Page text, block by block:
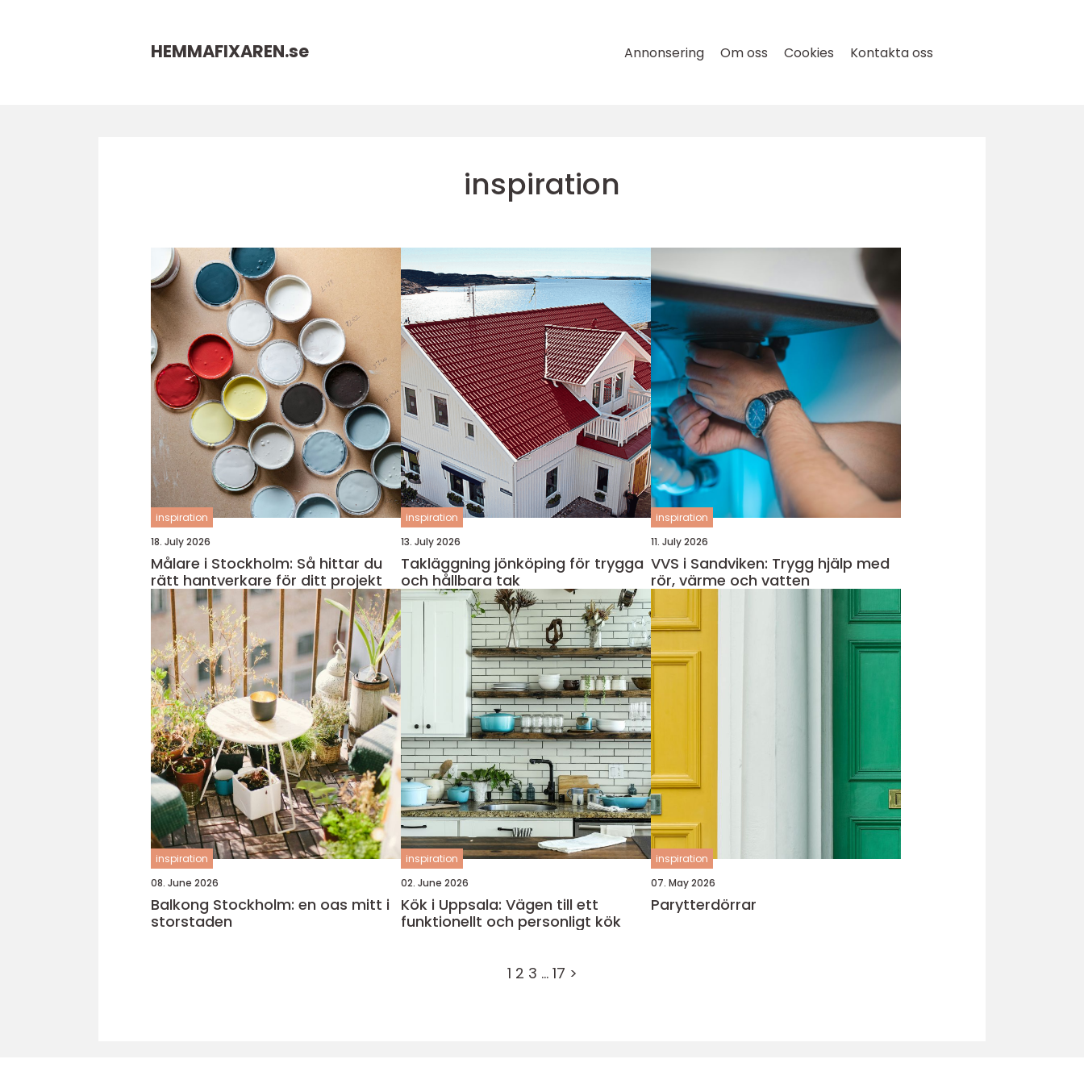
HEMMAFIXAREN.se Annonsering Om oss Cookies Kontakta oss
inspiration
inspiration
18. July 2026
Målare i Stockholm: Så hittar du
rätt hantverkare för ditt projekt
inspiration
13. July 2026
Takläggning jönköping för trygga
och hållbara tak
inspiration
11. July 2026
VVS i Sandviken: Trygg hjälp med
rör, värme och vatten
inspiration
08. June 2026
Balkong Stockholm: en oas mitt i
storstaden
inspiration
02. June 2026
Kök i Uppsala: Vägen till ett
funktionellt och personligt kök
inspiration
07. May 2026
Parytterdörrar
1 2 3 … 17 >